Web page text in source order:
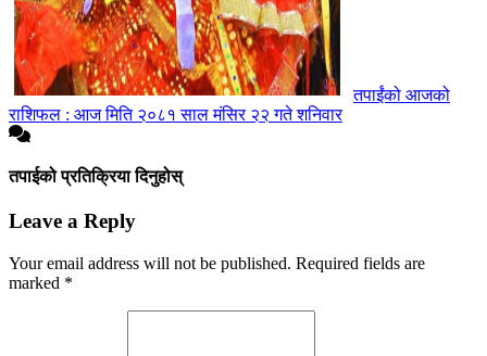
तपाईंको आजको
राशिफल : आज मिति २०८१ साल मंसिर २२ गते शनिवार
तपाईको प्रतिक्रिया दिनुहोस्
Leave a Reply
Your email address will not be published. Required fields are
marked *